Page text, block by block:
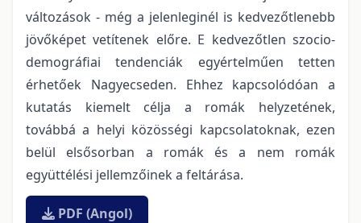
változások - még a jelenleginél is kedvezőtlenebb
jövőképet vetítenek előre. E kedvezőtlen szocio-
demográfiai tendenciák egyértelműen tetten
érhetőek Nagyecseden. Ehhez kapcsolódóan a
kutatás kiemelt célja a romák helyzetének,
továbbá a helyi közösségi kapcsolatoknak, ezen
belül elsősorban a romák és a nem romák
együttélési jellemzőinek a feltárása.
PDF (Angol)